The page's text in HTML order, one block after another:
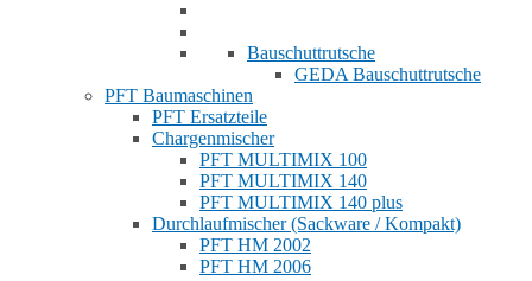
Bauschuttrutsche
GEDA Bauschuttrutsche
PFT Baumaschinen
PFT Ersatzteile
Chargenmischer
PFT MULTIMIX 100
PFT MULTIMIX 140
PFT MULTIMIX 140 plus
Durchlaufmischer (Sackware / Kompakt)
PFT HM 2002
PFT HM 2006